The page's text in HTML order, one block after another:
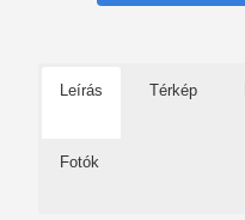
Leírás Térkép
Fotók